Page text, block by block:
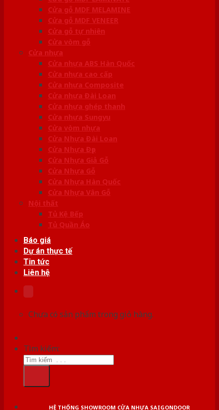
Cửa gỗ MDF MELAMINE
Cửa gỗ MDF VENEER
Cửa gỗ tự nhiên
Cửa vòm gỗ
Cửa nhựa
Cửa nhựa ABS Hàn Quốc
Cửa nhựa cao cấp
Cửa nhựa Composite
Cửa nhựa Đài Loan
Cửa nhựa ghép thanh
Cửa nhựa Sungyu
Cửa vòm nhựa
Cửa Nhựa Đài Loan
Cửa Nhựa Đẹp
Cửa Nhựa Giả Gỗ
Cửa Nhựa Gỗ
Cửa Nhựa Hàn Quốc
Cửa Nhựa Vân Gỗ
Nội thất
Tủ Kệ Bếp
Tủ Quần Áo
Báo giá
Dự án thực tế
Tin tức
Liên hệ
Chưa có sản phẩm trong giỏ hàng.
Tìm kiếm:
HỆ THỐNG SHOWROOM CỬA NHỰA SAIGONDOOR